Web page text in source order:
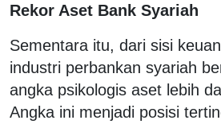
Rekor Aset Bank Syariah
Sementara itu, dari sisi
industri perbankan syariah
angka psikologis aset lebih
Angka ini menjadi posisi